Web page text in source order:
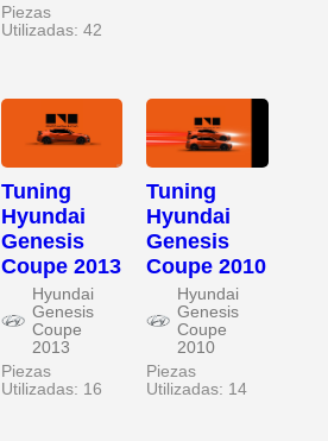
Piezas
Utilizadas: 42
Tuning
Hyundai
Genesis
Coupe 2013
Hyundai
Genesis
Coupe
2013
Piezas
Utilizadas: 16
Tuning
Hyundai
Genesis
Coupe 2010
Hyundai
Genesis
Coupe
2010
Piezas
Utilizadas: 14